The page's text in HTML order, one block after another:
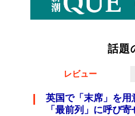
話題
レビュー
英国で「末席」を用
「最前列」に呼び